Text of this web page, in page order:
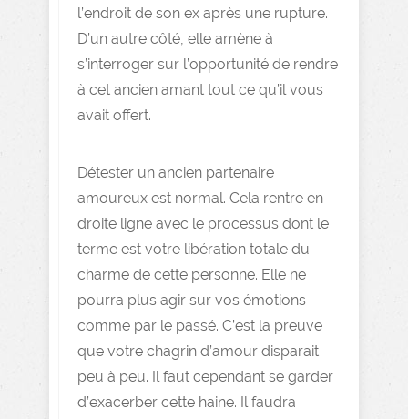
l’endroit de son ex après une rupture.
D’un autre côté, elle amène à
s’interroger sur l’opportunité de rendre
à cet ancien amant tout ce qu’il vous
avait offert.
Détester un ancien partenaire
amoureux est normal. Cela rentre en
droite ligne avec le processus dont le
terme est votre libération totale du
charme de cette personne. Elle ne
pourra plus agir sur vos émotions
comme par le passé. C’est la preuve
que votre chagrin d’amour disparait
peu à peu. Il faut cependant se garder
d’exacerber cette haine. Il faudra